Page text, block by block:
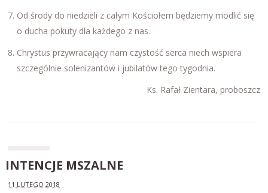
Od środy do niedzieli z całym Kościołem będziemy modlić się
o ducha pokuty dla każdego z nas.
Chrystus przywracający nam czystość serca niech wspiera
szczególnie solenizantów i jubilatów tego tygodnia.
Ks. Rafał Zientara, proboszcz
INTENCJE MSZALNE
11 LUTEGO 2018